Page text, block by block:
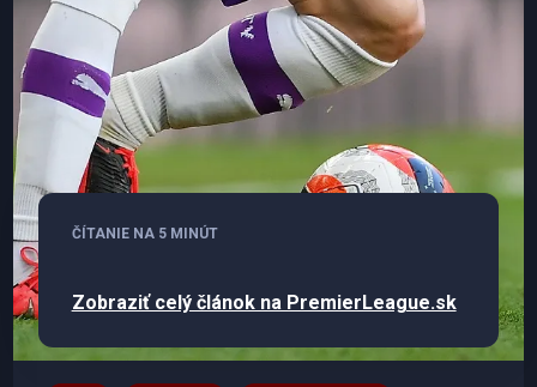
ČÍTANIE NA 5 MINÚT
Zobraziť celý článok na PremierLeague.sk